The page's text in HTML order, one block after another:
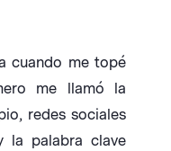
cuando me topé
me llamó la
redes sociales
la palabra clave